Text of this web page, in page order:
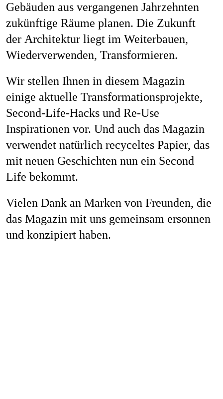
Gebäuden aus vergangenen Jahrzehnten
zukünftige Räume planen. Die Zukunft
der Architektur liegt im Weiterbauen,
Wiederverwenden, Transformieren.
Wir stellen Ihnen in diesem Magazin
einige aktuelle Transformationsprojekte,
Second-Life-Hacks und Re-Use
Inspirationen vor. Und auch das Magazin
verwendet natürlich recyceltes Papier, das
mit neuen Geschichten nun ein Second
Life bekommt.
Vielen Dank an Marken von Freunden, die
das Magazin mit uns gemeinsam ersonnen
und konzipiert haben.